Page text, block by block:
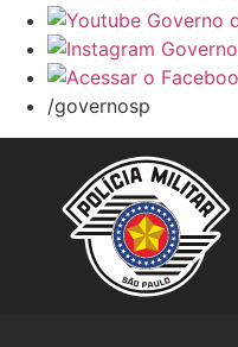
/governosp